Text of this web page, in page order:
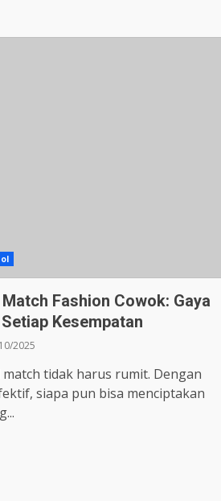
Fashion Cowok: Gaya
Kesempatan
2025
match tidak harus rumit. Dengan
siapa pun bisa menciptakan